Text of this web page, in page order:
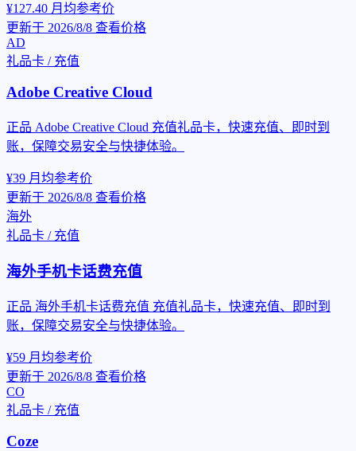
¥127.40 月均参考价
更新于 2026/8/8 查看价格
AD
礼品卡 / 充值
Adobe Creative Cloud
正品 Adobe Creative Cloud 充值礼品卡，快速充值、即时到
账，保障交易安全与快捷体验。
¥39 月均参考价
更新于 2026/8/8 查看价格
海外
礼品卡 / 充值
海外手机卡话费充值
正品 海外手机卡话费充值 充值礼品卡，快速充值、即时到
账，保障交易安全与快捷体验。
¥59 月均参考价
更新于 2026/8/8 查看价格
CO
礼品卡 / 充值
Coze